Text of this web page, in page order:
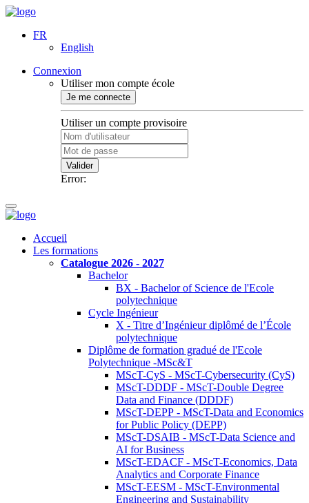
FR
English
Connexion
Utiliser mon compte école
Je me connecte
Utiliser un compte provisoire
Valider
Error:
Accueil
Les formations
Catalogue 2026 - 2027
Bachelor
BX - Bachelor of Science de l'Ecole
polytechnique
Cycle Ingénieur
X - Titre d’Ingénieur diplômé de l’École
polytechnique
Diplôme de formation gradué de l'Ecole
Polytechnique -MSc&T
MScT-CyS - MScT-Cybersecurity (CyS)
MScT-DDDF - MScT-Double Degree
Data and Finance (DDDF)
MScT-DEPP - MScT-Data and Economics
for Public Policy (DEPP)
MScT-DSAIB - MScT-Data Science and
AI for Business
MScT-EDACF - MScT-Economics, Data
Analytics and Corporate Finance
MScT-EESM - MScT-Environmental
Engineering and Sustainability